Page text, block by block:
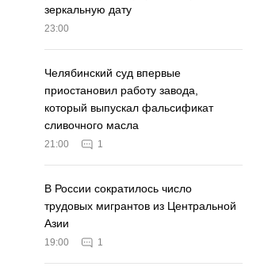
зеркальную дату
23:00
Челябинский суд впервые
приостановил работу завода,
который выпускал фальсификат
сливочного масла
21:00 1
В России сократилось число
трудовых мигрантов из Центральной
Азии
19:00 1